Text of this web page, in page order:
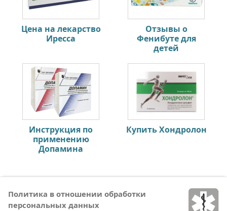
Цена на лекарство
Иресса
Отзывы о
Фенибуте для
детей
Инструкция по
применению
Допамина
Купить Хондролон
Политика в отношении обработки
персональных данных